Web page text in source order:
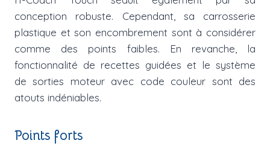
conception robuste. Cependant, sa carrosserie
plastique et son encombrement sont à considérer
comme des points faibles. En revanche, la
fonctionnalité de recettes guidées et le système
de sorties moteur avec code couleur sont des
atouts indéniables.
Points forts